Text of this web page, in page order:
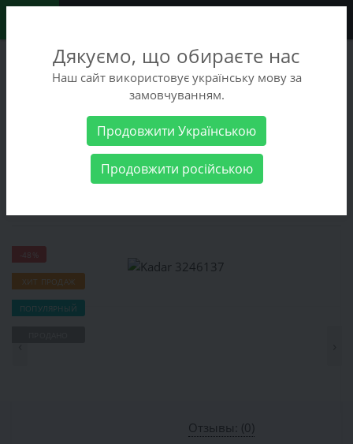
+38 (068) 486-90-09
+38 (093) 486-90-09
Мужские товары Мужская обувь Мокасины
ХИТ ПРОДАЖ
ПОПУЛЯРНЫЙ
Отзывы: (0)
Дякуємо, що обираєте нас
Наш сайт використовує українську мову за
замовчуванням.
Продовжити Українською
Продовжити російською